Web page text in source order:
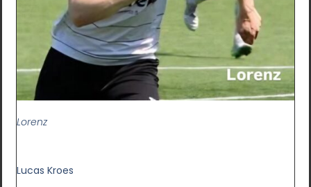
Lorenz
Lucas Kroes